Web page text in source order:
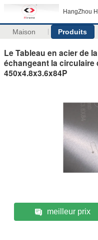
HangZhou
Maison Produits
Le Tableau en acier de
échangeant la circulaire
450x4.8x3.6x84P
meilleur prix